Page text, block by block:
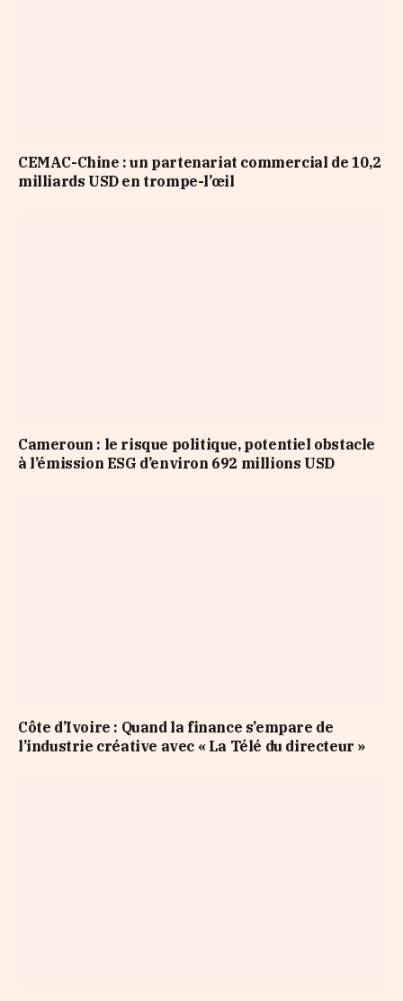
CEMAC-Chine : un partenariat commercial de 10,2
milliards USD en trompe-l’œil
Cameroun : le risque politique, potentiel obstacle
à l’émission ESG d’environ 692 millions USD
Côte d’Ivoire : Quand la finance s’empare de
l’industrie créative avec « La Télé du directeur »